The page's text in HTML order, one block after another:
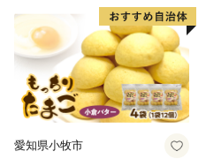
愛知県小牧市